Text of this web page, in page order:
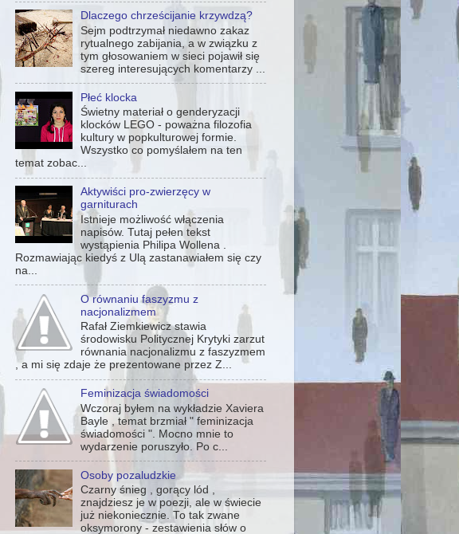
Dlaczego chrześcijanie krzywdzą?
Sejm podtrzymał niedawno zakaz
rytualnego zabijania, a w związku z
tym głosowaniem w sieci pojawił się
szereg interesujących komentarzy ...
Płeć klocka
Świetny materiał o genderyzacji
klocków LEGO - poważna filozofia
kultury w popkulturowej formie.
Wszystko co pomyślałem na ten
temat zobac...
Aktywiści pro-zwierzęcy w
garniturach
Istnieje możliwość włączenia
napisów. Tutaj pełen tekst
wystąpienia Philipa Wollena .
Rozmawiając kiedyś z Ulą zastanawiałem się czy
na...
O równaniu faszyzmu z
nacjonalizmem
Rafał Ziemkiewicz stawia
środowisku Politycznej Krytyki zarzut
równania nacjonalizmu z faszyzmem
, a mi się zdaje że prezentowane przez Z...
Feminizacja świadomości
Wczoraj byłem na wykładzie Xaviera
Bayle , temat brzmiał " feminizacja
świadomości ". Mocno mnie to
wydarzenie poruszyło. Po c...
Osoby pozaludzkie
Czarny śnieg , gorący lód ,
znajdziesz je w poezji, ale w świecie
już niekoniecznie. To tak zwane
oksymorony - zestawienia słów o